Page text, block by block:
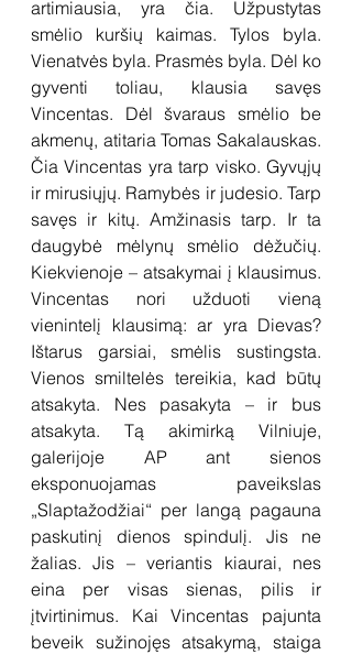
artimiausia, yra čia. Užpustytas
smėlio kuršių kaimas. Tylos byla.
Vienatvės byla. Prasmės byla. Dėl ko
gyventi toliau, klausia savęs
Vincentas. Dėl švaraus smėlio be
akmenų, atitaria Tomas Sakalauskas.
Čia Vincentas yra tarp visko. Gyvųjų
ir mirusiųjų. Ramybės ir judesio. Tarp
savęs ir kitų. Amžinasis tarp. Ir ta
daugybė mėlynų smėlio dėžučių.
Kiekvienoje – atsakymai į klausimus.
Vincentas nori užduoti vieną
vienintelį klausimą: ar yra Dievas?
Ištarus garsiai, smėlis sustingsta.
Vienos smiltelės tereikia, kad būtų
atsakyta. Nes pasakyta – ir bus
atsakyta. Tą akimirką Vilniuje,
galerijoje AP ant sienos
eksponuojamas paveikslas
„Slaptažodžiai“ per langą pagauna
paskutinį dienos spindulį. Jis ne
žalias. Jis – veriantis kiaurai, nes
eina per visas sienas, pilis ir
įtvirtinimus. Kai Vincentas pajunta
beveik sužinojęs atsakymą, staiga